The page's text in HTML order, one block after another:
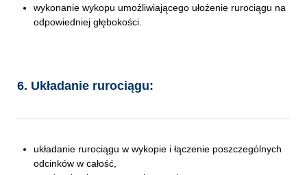
wykonanie wykopu umożliwiającego ułożenie rurociągu na
odpowiedniej głębokości.
6. Układanie rurociągu:
układanie rurociągu w wykopie i łączenie poszczególnych
odcinków w całość,